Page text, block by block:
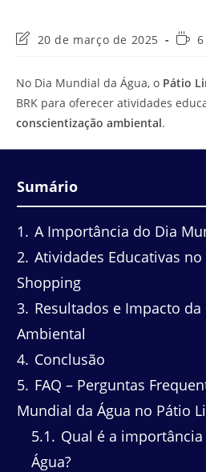
Última
post:
20 de março de 2025
No Dia Mundial da Água, o Pátio
BRK para oferecer atividades
conscientização ambiental.
Sumário
1
A Importância do Dia
2 Atividades Educativas
Shopping
3 Resultados e Impacto da
Ambiental
4 Conclusão
5 FAQ – Perguntas
Mundial da Água no Pátio
5.1
Qual é a
Água?